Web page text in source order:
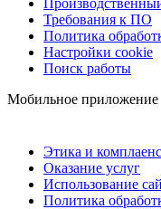
Требования к ПО
Политика
Настройки cookie
Поиск работы
Мобильное приложение
Этика и комплаенс
Оказание услуг
Использование
Политика